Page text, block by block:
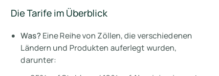
Die Tarife im Überblick
Was? Eine Reihe von Zöllen, die verschiedenen
Ländern und Produkten auferlegt wurden,
darunter: